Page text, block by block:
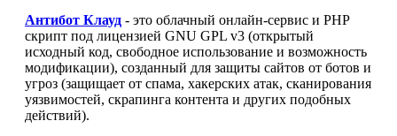
Антибот Клауд - это облачный онлайн-сервис и PHP
скрипт под лицензией GNU GPL v3 (открытый
исходный код, свободное использование и возможность
модификации), созданный для защиты сайтов от ботов и
угроз (защищает от спама, хакерских атак, сканирования
уязвимостей, скрапинга контента и других подобных
действий).